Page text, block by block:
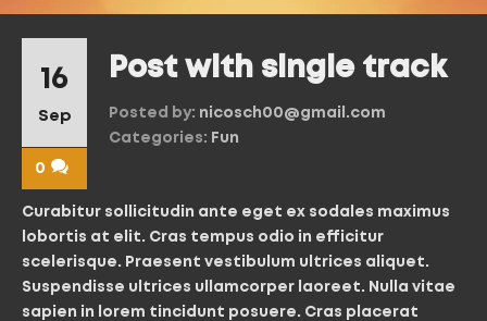
Post with single track
Posted by: nicosch00@gmail.com
Categories: Fun
16
Sep
0
Curabitur sollicitudin ante eget ex sodales maximus
lobortis at elit. Cras tempus odio in efficitur
scelerisque. Praesent vestibulum ultrices aliquet.
Suspendisse ultrices ullamcorper laoreet. Nulla vitae
sapien in lorem tincidunt posuere. Cras placerat